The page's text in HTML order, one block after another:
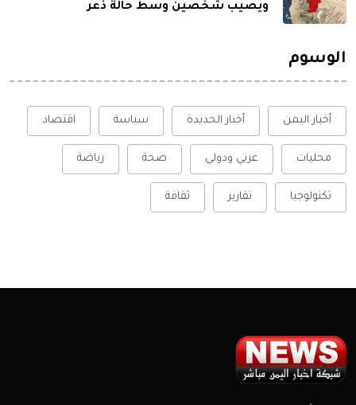
ويصيب شخصين وسط حالة ذعر
الوسوم
أخبار اليمن أخبار الحديدة سياسة اقتصاد
محليات عربي ودولي صحة رياضة
تكنولوجيا تقارير ثقافة